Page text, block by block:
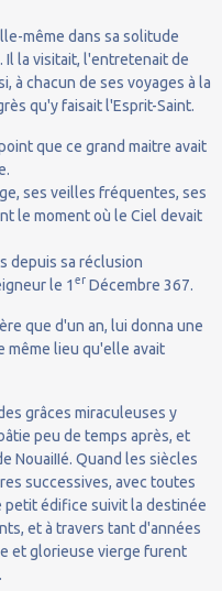
même dans sa solitude
Il la visitait, l'entretenait de
à chacun de ses voyages à la
qu'y faisait l'Esprit-Saint.
que ce grand maitre avait
ses veilles fréquentes, ses
le moment où le Ciel devait
depuis sa réclusion
le 1 er Décembre 367.
que d'un an, lui donna une
même lieu qu'elle avait
grâces miraculeuses y
peu de temps après, et
NouaiIIé. Quand les siècles
successives, avec toutes
petit édifice suivit la destinée
et à travers tant d'années
et glorieuse vierge furent